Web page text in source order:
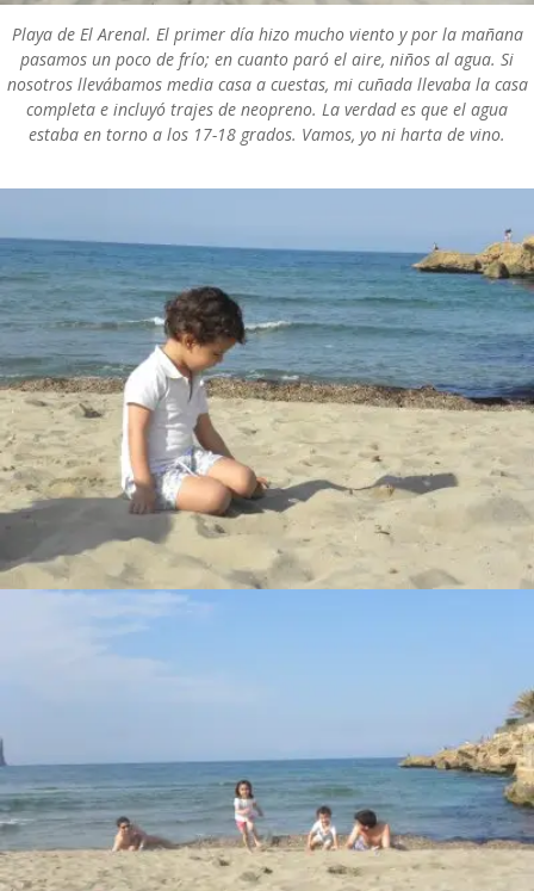
Playa de El Arenal. El primer día hizo mucho viento y por la mañana
pasamos un poco de frío; en cuanto paró el aire, niños al agua. Si
nosotros llevábamos media casa a cuestas, mi cuñada llevaba la casa
completa e incluyó trajes de neopreno. La verdad es que el agua
estaba en torno a los 17-18 grados. Vamos, yo ni harta de vino.